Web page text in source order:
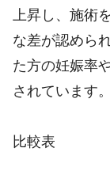
上昇し、施術
な差が認めら
た方の妊娠率
されています。
比較表